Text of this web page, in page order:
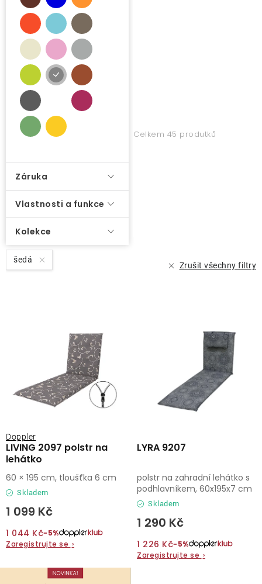
O nás
Kontakty
Záruka
Vlastnosti a funkce
Kolekce
Celkem 45 produtků
šedá
Zrušit všechny filtry
LIVING 2097 polstr na
lehátko
Doppler
Skladem
1 099 Kč
1 044 Kč−5%
Zaregistrujte se ›
60 × 195 cm, tloušťka 6 cm
LYRA 9207
Skladem
1 290 Kč
1 226 Kč−5%
Zaregistrujte se ›
polstr na zahradní lehátko s
podhlavníkem, 60x195x7 cm